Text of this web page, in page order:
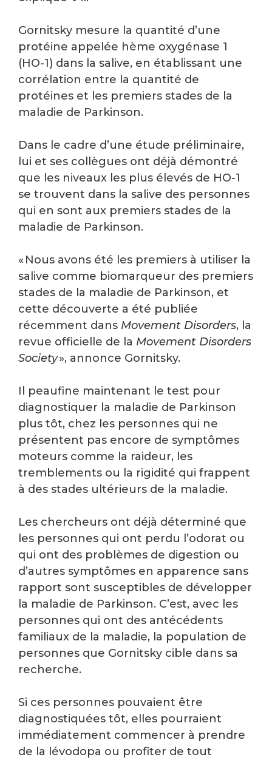
Gornitsky mesure la quantité d’une
protéine appelée hème oxygénase 1
(HO-1) dans la salive, en établissant une
corrélation entre la quantité de
protéines et les premiers stades de la
maladie de Parkinson.
Dans le cadre d’une étude préliminaire,
lui et ses collègues ont déjà démontré
que les niveaux les plus élevés de HO-1
se trouvent dans la salive des personnes
qui en sont aux premiers stades de la
maladie de Parkinson.
« Nous avons été les premiers à utiliser la
salive comme biomarqueur des premiers
stades de la maladie de Parkinson, et
cette découverte a été publiée
récemment dans Movement Disorders, la
revue officielle de la Movement Disorders
Society», annonce Gornitsky.
Il peaufine maintenant le test pour
diagnostiquer la maladie de Parkinson
plus tôt, chez les personnes qui ne
présentent pas encore de symptômes
moteurs comme la raideur, les
tremblements ou la rigidité qui frappent
à des stades ultérieurs de la maladie.
Les chercheurs ont déjà déterminé que
les personnes qui ont perdu l’odorat ou
qui ont des problèmes de digestion ou
d’autres symptômes en apparence sans
rapport sont susceptibles de développer
la maladie de Parkinson. C’est, avec les
personnes qui ont des antécédents
familiaux de la maladie, la population de
personnes que Gornitsky cible dans sa
recherche.
Si ces personnes pouvaient être
diagnostiquées tôt, elles pourraient
immédiatement commencer à prendre
de la lévodopa ou profiter de tout